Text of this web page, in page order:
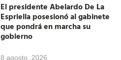
El presidente Abelardo De La
Espriella posesionó al gabinete
que pondrá en marcha su
gobierno
8 agosto, 2026